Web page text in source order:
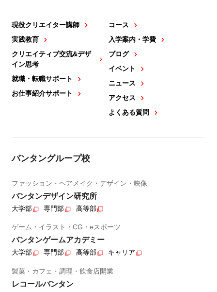
現役クリエイター講師
実践教育
クリエイティブ交流&デザ
イン思考
就職・転職サポート
お仕事紹介サポート
コース
入学案内・学費
ブログ
イベント
ニュース
アクセス
よくある質問
バンタングループ校
ファッション・ヘアメイク・デザイン・映像
バンタンデザイン研究所
大学部 専門部 高等部
ゲーム・イラスト・CG・eスポーツ
バンタンゲームアカデミー
大学部 専門部 高等部 キャリア
製菓・カフェ・調理・飲食店開業
レコールバンタン